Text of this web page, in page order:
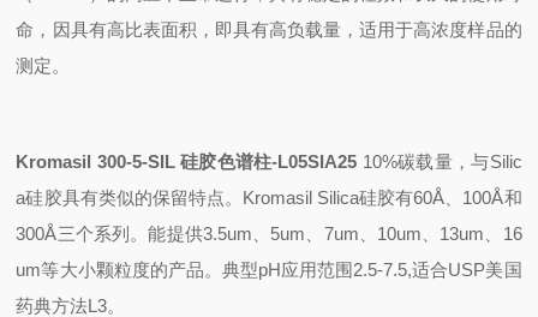
命，因具有高比表面积，即具有高负载量，适用于高浓度样品的
测定。
Kromasil 300-5-SIL硅胶色谱柱-L05SIA25 10%碳载量，与Silic
a硅胶具有类似的保留特点。Kromasil Silica硅胶有60Å、100Å和
300Å三个系列。能提供3.5um、5um、7um、10um、13um、16
um等大小颗粒度的产品。典型pH应用范围2.5-7.5,适合USP美国
药典方法L3。